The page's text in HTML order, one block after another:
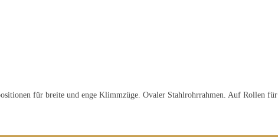
für breite und enge Klimmzüge. Ovaler Stahlrohrrahmen. Auf Rollen für